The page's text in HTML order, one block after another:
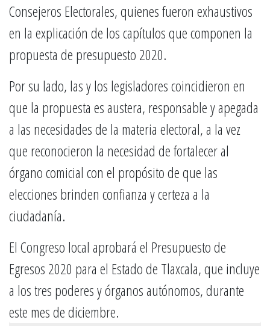
Consejeros Electorales, quienes fueron exhaustivos
en la explicación de los capítulos que componen la
propuesta de presupuesto 2020.
Por su lado, las y los legisladores coincidieron en
que la propuesta es austera, responsable y apegada
a las necesidades de la materia electoral, a la vez
que reconocieron la necesidad de fortalecer al
órgano comicial con el propósito de que las
elecciones brinden confianza y certeza a la
ciudadanía.
El Congreso local aprobará el Presupuesto de
Egresos 2020 para el Estado de Tlaxcala, que incluye
a los tres poderes y órganos autónomos, durante
este mes de diciembre.